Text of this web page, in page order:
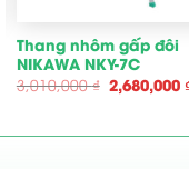
Thang nhôm gấp đôi
NIKAWA NKY-7C
3,010,000₫ Giá
gốc
2,680,000
₫.